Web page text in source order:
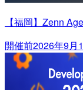
【福岡】Zenn
開催前2026年9月